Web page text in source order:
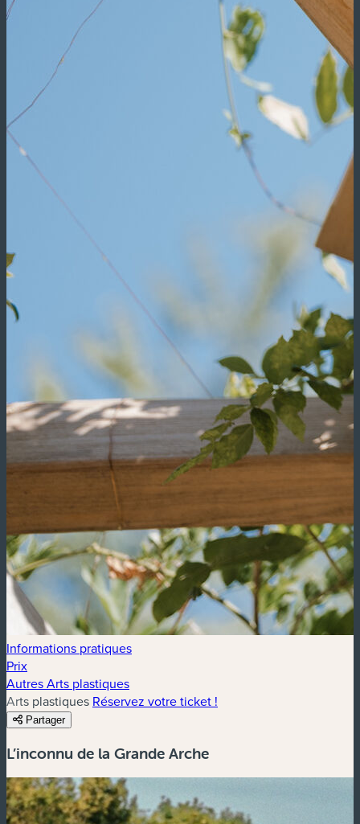
Informations pratiques
Prix
Autres Arts plastiques
Arts plastiques Réservez votre ticket !
Partager
L’inconnu de la Grande Arche